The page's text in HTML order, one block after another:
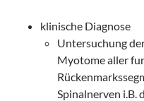
klinische Diagnose
Untersuchung
Myotome aller
Spinalnerven i.B.